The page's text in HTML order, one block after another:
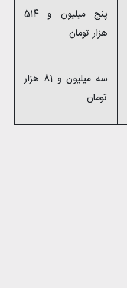
پنج میلیون و 514
هزار تومان
سه میلیون و 81 هزار
تومان